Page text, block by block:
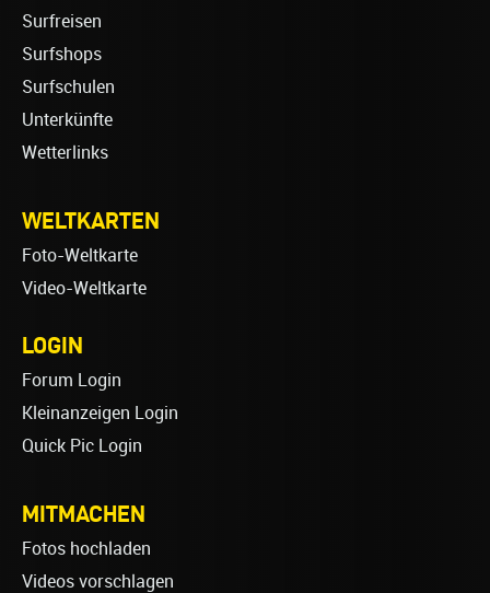
Surfreisen
Surfshops
Surfschulen
Unterkünfte
Wetterlinks
WELTKARTEN
Foto-Weltkarte
Video-Weltkarte
LOGIN
Forum Login
Kleinanzeigen Login
Quick Pic Login
MITMACHEN
Fotos hochladen
Videos vorschlagen